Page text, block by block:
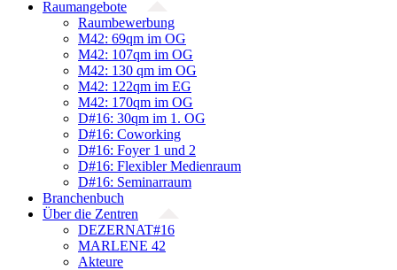
Raumangebote
Raumbewerbung
M42: 69qm im OG
M42: 107qm im OG
M42: 130 qm im OG
M42: 122qm im EG
M42: 170qm im OG
D#16: 30qm im 1. OG
D#16: Coworking
D#16: Foyer 1 und 2
D#16: Flexibler Medienraum
D#16: Seminarraum
Branchenbuch
Über die Zentren
DEZERNAT#16
MARLENE 42
Akteure